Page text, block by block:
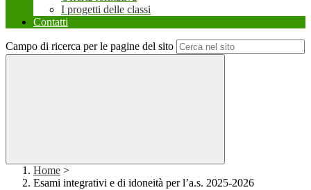
I progetti delle classi
Contatti
Campo di ricerca per le pagine del sito
Home >
Esami integrativi e di idoneità per l’a.s. 2025-2026